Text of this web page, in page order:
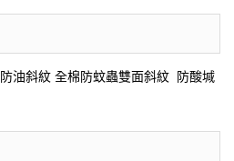
油斜紋 全棉防蚊蟲雙面斜紋 防酸堿